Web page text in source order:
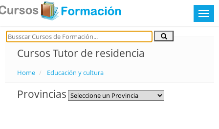
Cursos Tutor de residencia
Home Educación y cultura
Provincias